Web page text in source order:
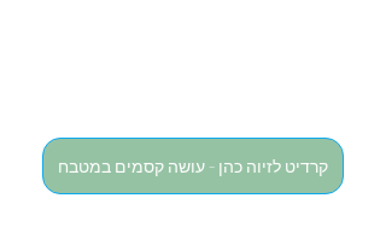
קרדיט לזיוה כהן - עושה קסמים במטבח